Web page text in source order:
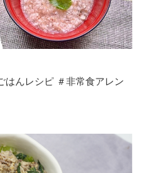
はんレシピ ＃非常食アレン